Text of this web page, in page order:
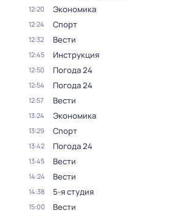
12:20 Экономика
12:24 Спорт
12:32 Вести
12:45 Инструкция
12:50 Погода 24
12:54 Погода 24
12:57 Вести
13:24 Экономика
13:29 Спорт
13:42 Погода 24
13:45 Вести
14:24 Вести
14:38 5-я студия
15:00 Вести